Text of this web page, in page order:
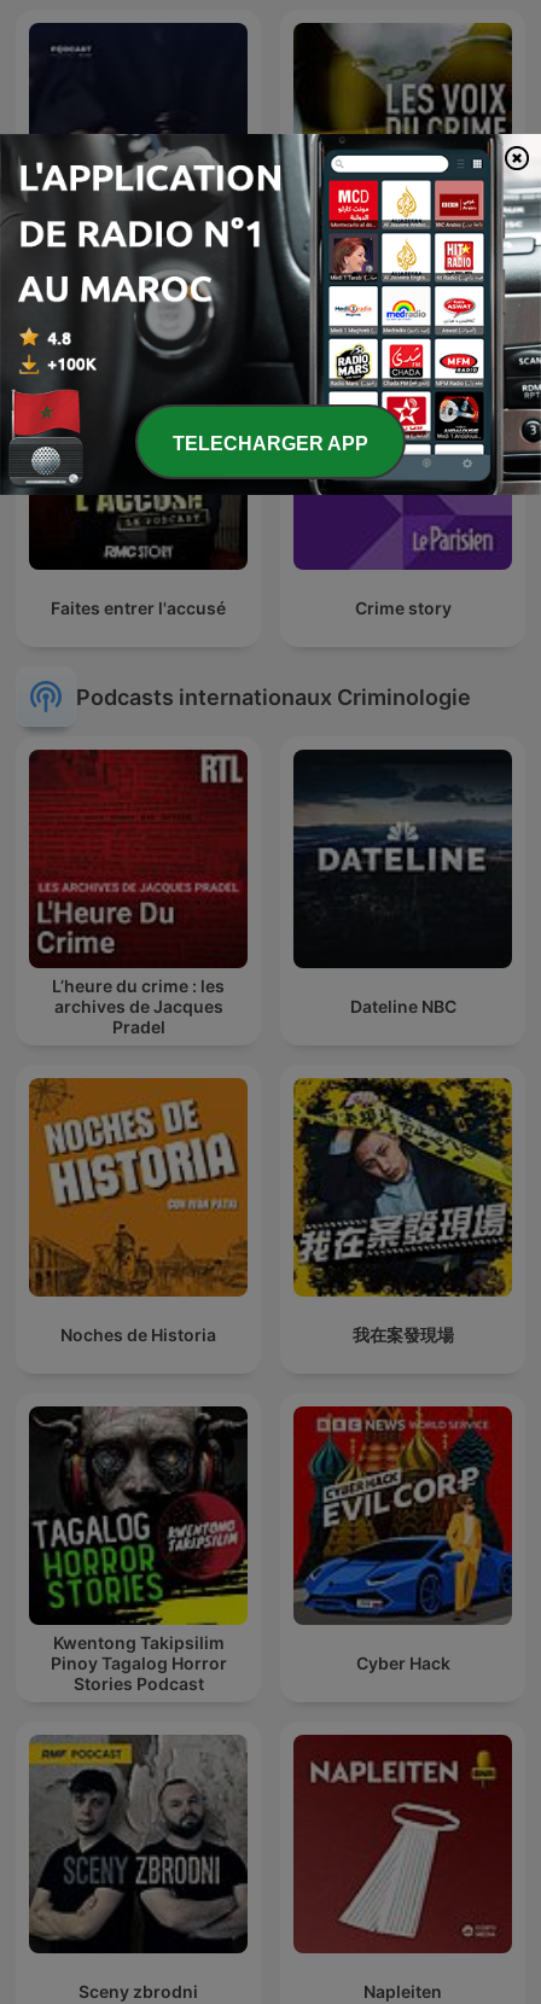
أغرب القضايا Les voix du crime
Faites entrer l'accusé Crime story
Podcasts internationaux Criminologie
L’heure du crime : les
archives de Jacques
Pradel
Dateline NBC
Noches de Historia 我在案發現場
Kwentong Takipsilim
Pinoy Tagalog Horror
Stories Podcast
Cyber Hack
Sceny zbrodni Napleiten
TELECHARGER APP